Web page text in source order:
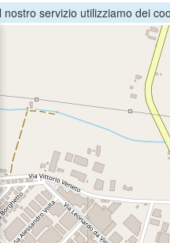
nostro servizio utilizziamo dei